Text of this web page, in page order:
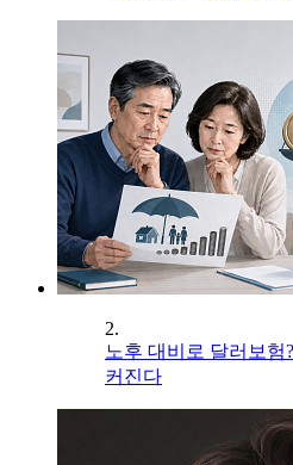
2.
노후 대비로 달러보험
커진다